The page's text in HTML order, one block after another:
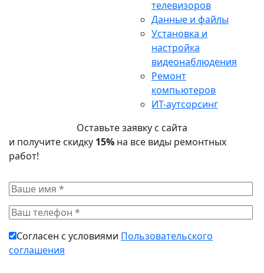
телевизоров
Данные и файлы
Установка и
настройка
видеонаблюдения
Ремонт
компьютеров
ИТ-аутсорсинг
Оставьте заявку с сайта
и получите скидку 15% на все виды ремонтных
работ!
Согласен с условиями Пользовательского
соглашения